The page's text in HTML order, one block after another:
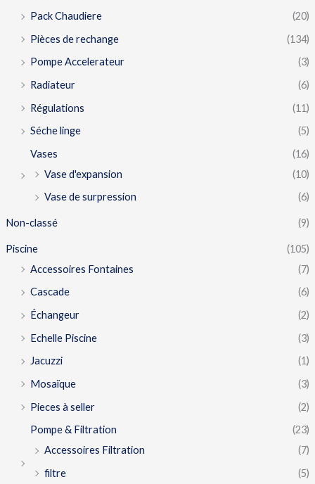
Pack Chaudiere
(20)
Pièces de rechange
(134)
Pompe Accelerateur
(3)
Radiateur
(6)
Régulations
(11)
Séche linge
(5)
Vases
(16)
Vase d'expansion
(10)
Vase de surpression
(6)
Non-classé (9)
Piscine
(105)
Accessoires Fontaines
(7)
Cascade
(6)
Échangeur
(2)
Echelle Piscine
(3)
Jacuzzi
(1)
Mosaïque
(3)
Pieces à seller
(2)
Pompe & Filtration
(23)
Accessoires Filtration
(7)
filtre
(5)